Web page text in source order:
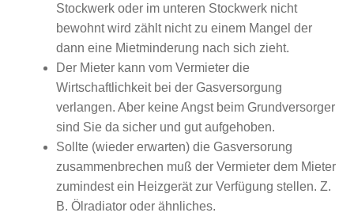
Stockwerk oder im unteren Stockwerk nicht
bewohnt wird zählt nicht zu einem Mangel der
dann eine Mietminderung nach sich zieht.
Der Mieter kann vom Vermieter die
Wirtschaftlichkeit bei der Gasversorgung
verlangen. Aber keine Angst beim Grundversorger
sind Sie da sicher und gut aufgehoben.
Sollte (wieder erwarten) die Gasversorung
zusammenbrechen muß der Vermieter dem Mieter
zumindest ein Heizgerät zur Verfügung stellen. Z.
B. Ölradiator oder ähnliches.